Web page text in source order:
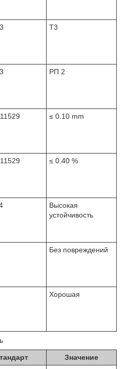
Т3
РП 2
≤ 0.10 mm
≤ 0.40 %
Высокая
устойчивость
Без повреждений
Хорошая
Значение